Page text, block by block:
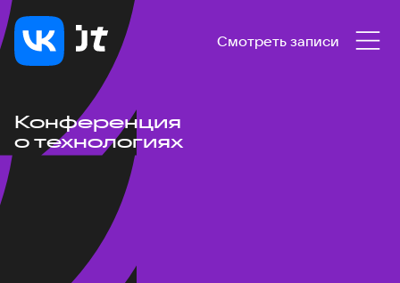
Смотреть записи
Конференция
о технологиях